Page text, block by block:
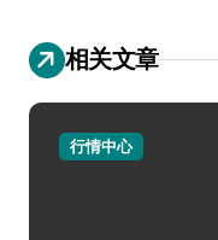
相关文章
行情中心